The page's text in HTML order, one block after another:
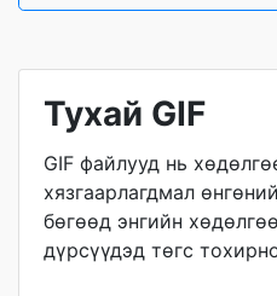
Тухай GIF
GIF файлууд нь
хязгаарлагдмал
бөгөөд энгийн
дүрсүүдэд төгс